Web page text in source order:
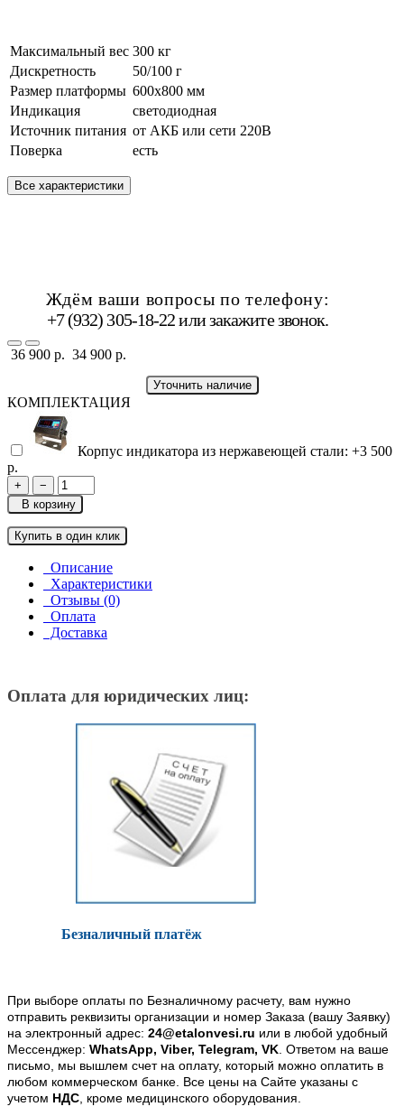
Максимальный вес 300 кг
Дискретность
50/100 г
Размер платформы 600х800 мм
Индикация
светодиодная
Источник питания от АКБ или сети 220В
Поверка
есть
Все характеристики
Ждём ваши вопросы по телефону:
+7 (932) 305-18-22 илизакажите звонок.
36 900 р. 34 900 р.
Уточнить наличие
КОМПЛЕКТАЦИЯ
Корпус индикатора из нержавеющей стали: +3 500
р.
+
−
В корзину
Купить в один клик
Описание
Характеристики
Отзывы (0)
Оплата
Доставка
Оплата для юридических лиц:
Безналичный платёж
При выборе оплаты по Безналичному расчету, вам нужно
отправить реквизиты организации и номер Заказа (вашу Заявку)
на электронный адрес: 24@etalonvesi.ru или в любой удобный
Мессенджер: WhatsApp, Viber, Telegram, VK. Ответом на ваше
письмо, мы вышлем счет на оплату, который можно оплатить в
любом коммерческом банке. Все цены на Сайте указаны с
учетом НДС, кроме медицинского оборудования.